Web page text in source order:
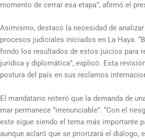
momento de cerrar esa etapa”, afirmó el
Asimismo, destacó la necesidad de
procesos judiciales iniciados en La Haya.
fondo los resultados de estos juicios para
jurídica y diplomática”, explicó. Esta
postura del país en sus reclamos
El mandatario reiteró que la demanda de
mar permanece “irrenunciable”. “Con el
este sigue siendo el tema más importante
aunque aclaró que se priorizará el diálogo,